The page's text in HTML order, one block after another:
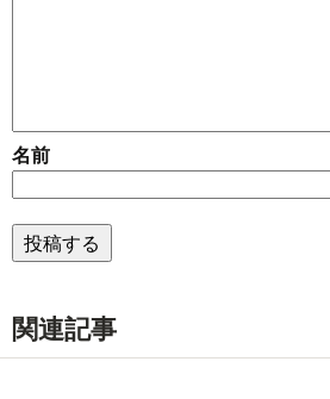
名前
関連記事